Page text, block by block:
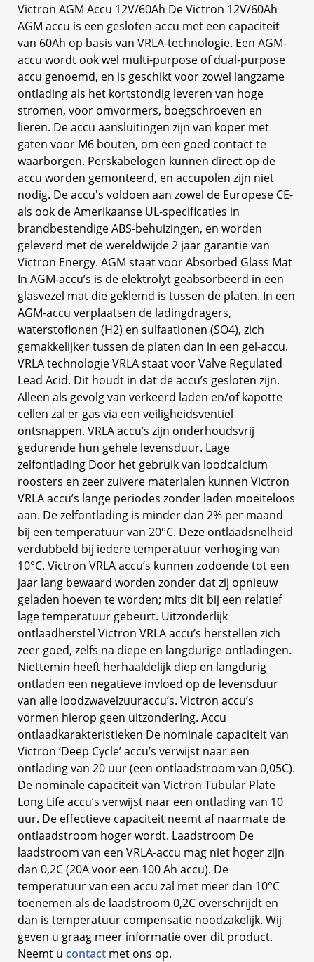
Victron AGM Accu 12V/60Ah De Victron 12V/60Ah
AGM accu is een gesloten accu met een capaciteit
van 60Ah op basis van VRLA-technologie. Een AGM-
accu wordt ook wel multi-purpose of dual-purpose
accu genoemd, en is geschikt voor zowel langzame
ontlading als het kortstondig leveren van hoge
stromen, voor omvormers, boegschroeven en
lieren. De accu aansluitingen zijn van koper met
gaten voor M6 bouten, om een goed contact te
waarborgen. Perskabelogen kunnen direct op de
accu worden gemonteerd, en accupolen zijn niet
nodig. De accu's voldoen aan zowel de Europese CE-
als ook de Amerikaanse UL-specificaties in
brandbestendige ABS-behuizingen, en worden
geleverd met de wereldwijde 2 jaar garantie van
Victron Energy. AGM staat voor Absorbed Glass Mat
In AGM-accu’s is de elektrolyt geabsorbeerd in een
glasvezel mat die geklemd is tussen de platen. In een
AGM-accu verplaatsen de ladingdragers,
waterstofionen (H2) en sulfaationen (SO4), zich
gemakkelijker tussen de platen dan in een gel-accu.
VRLA technologie VRLA staat voor Valve Regulated
Lead Acid. Dit houdt in dat de accu’s gesloten zijn.
Alleen als gevolg van verkeerd laden en/of kapotte
cellen zal er gas via een veiligheidsventiel
ontsnappen. VRLA accu’s zijn onderhoudsvrij
gedurende hun gehele levensduur. Lage
zelfontlading Door het gebruik van loodcalcium
roosters en zeer zuivere materialen kunnen Victron
VRLA accu’s lange periodes zonder laden moeiteloos
aan. De zelfontlading is minder dan 2% per maand
bij een temperatuur van 20°C. Deze ontlaadsnelheid
verdubbeld bij iedere temperatuur verhoging van
10°C. Victron VRLA accu’s kunnen zodoende tot een
jaar lang bewaard worden zonder dat zij opnieuw
geladen hoeven te worden; mits dit bij een relatief
lage temperatuur gebeurt. Uitzonderlijk
ontlaadherstel Victron VRLA accu’s herstellen zich
zeer goed, zelfs na diepe en langdurige ontladingen.
Niettemin heeft herhaaldelijk diep en langdurig
ontladen een negatieve invloed op de levensduur
van alle loodzwavelzuuraccu’s. Victron accu’s
vormen hierop geen uitzondering. Accu
ontlaadkarakteristieken De nominale capaciteit van
Victron ‘Deep Cycle’ accu’s verwijst naar een
ontlading van 20 uur (een ontlaadstroom van 0,05C).
De nominale capaciteit van Victron Tubular Plate
Long Life accu’s verwijst naar een ontlading van 10
uur. De effectieve capaciteit neemt af naarmate de
ontlaadstroom hoger wordt. Laadstroom De
laadstroom van een VRLA-accu mag niet hoger zijn
dan 0,2C (20A voor een 100 Ah accu). De
temperatuur van een accu zal met meer dan 10°C
toenemen als de laadstroom 0,2C overschrijdt en
dan is temperatuur compensatie noodzakelijk. Wij
geven u graag meer informatie over dit product.
Neemt u contact met ons op.